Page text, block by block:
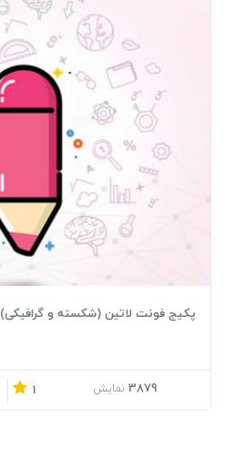
پکیج فونت لاتین (شکسته و گرافیکی)
3879 نمایش 1